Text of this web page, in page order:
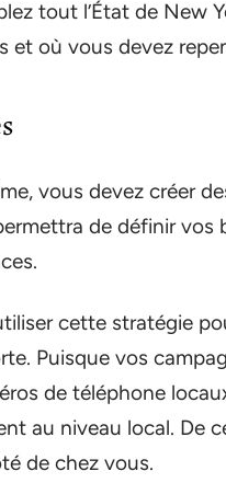
tout l’État de New
et où vous devez
vous devez créer
de définir
cette stratégie
Puisque vos
de téléphone
au niveau local. De
de chez vous.